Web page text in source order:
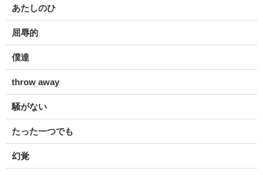
あたしのひ
屈辱的
僕達
throw away
騒がない
たった一つでも
幻覚